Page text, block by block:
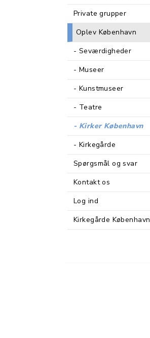
Private grupper
Oplev København
Seværdigheder
Museer
Kunstmuseer
Teatre
Kirker København
Kirkegårde
Spørgsmål og svar
Kontakt os
Log ind
Kirkegårde København